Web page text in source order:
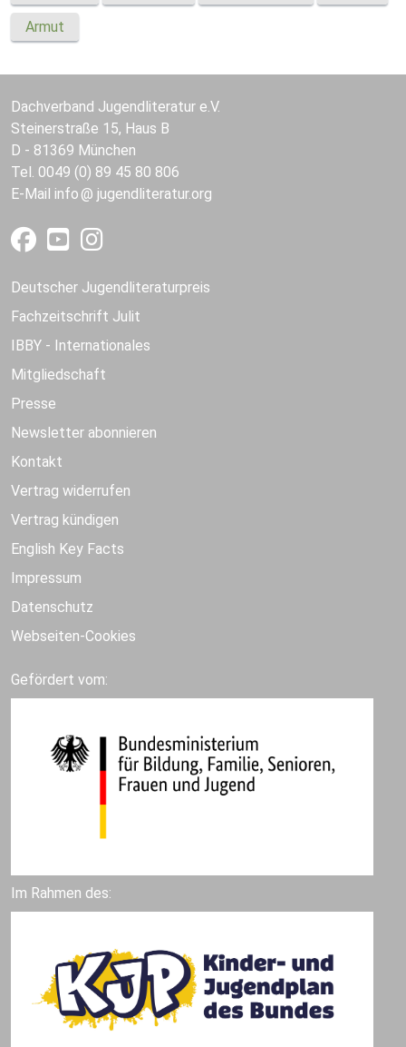
Armut
Dachverband Jugendliteratur e.V.
Steinerstraße 15, Haus B
D - 81369 München
Tel. 0049 (0) 89 45 80 806
E-Mail info jugendliteratur.org
Deutscher Jugendliteraturpreis
Fachzeitschrift Julit
IBBY - Internationales
Mitgliedschaft
Presse
Newsletter abonnieren
Kontakt
Vertrag widerrufen
Vertrag kündigen
English Key Facts
Impressum
Datenschutz
Webseiten-Cookies
Gefördert vom:
Im Rahmen des: